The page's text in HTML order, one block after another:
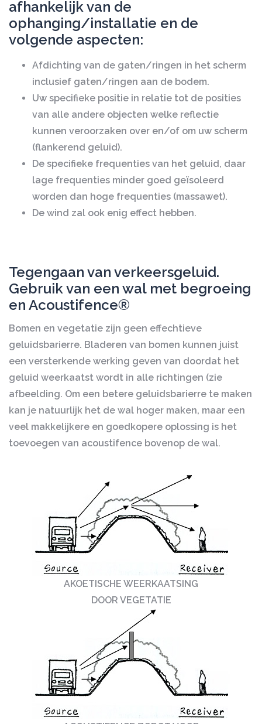
afhankelijk van de
ophanging/installatie en de
volgende aspecten:
Afdichting van de gaten/ringen in het scherm
inclusief gaten/ringen aan de bodem.
Uw specifieke positie in relatie tot de posities
van alle andere objecten welke reflectie
kunnen veroorzaken over en/of om uw scherm
(flankerend geluid).
De specifieke frequenties van het geluid, daar
lage frequenties minder goed geïsoleerd
worden dan hoge frequenties (massawet).
De wind zal ook enig effect hebben.
Tegengaan van verkeersgeluid.
Gebruik van een wal met begroeing
en Acoustifence®
Bomen en vegetatie zijn geen effechtieve
geluidsbarierre. Bladeren van bomen kunnen juist
een versterkende werking geven van doordat het
geluid weerkaatst wordt in alle richtingen (zie
afbeelding. Om een betere geluidsbarierre te maken
kan je natuurlijk het de wal hoger maken, maar een
veel makkelijkere en goedkopere oplossing is het
toevoegen van acoustifence bovenop de wal.
AKOETISCHE WEERKAATSING
DOOR VEGETATIE